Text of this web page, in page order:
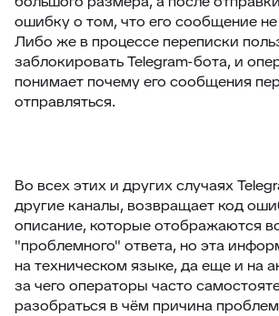
ошибку о том, что его сообщение
Либо же в процессе переписки
заблокировать Telegram-бота, и
понимает почему его сообщения
отправляться.
Во всех этих и других случаях
другие каналы, возвращает код
описание, которые отображаются
"проблемного" ответа, но эта
на техническом языке, да еще и на
за чего операторы часто
разобраться в чём причина